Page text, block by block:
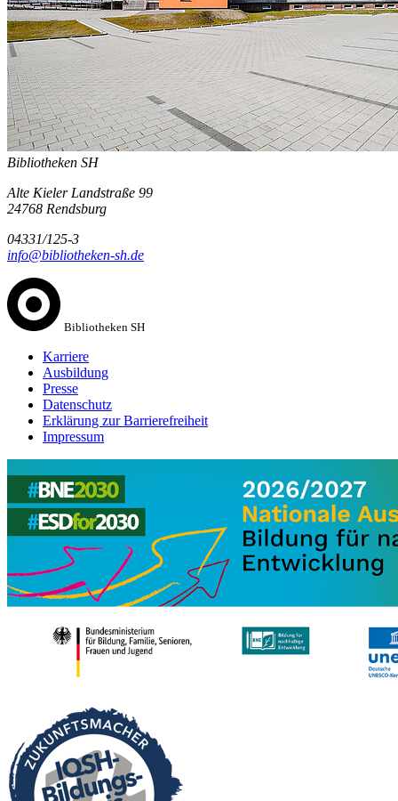
Bibliotheken SH
Alte Kieler Landstraße 99
24768 Rendsburg
04331/125-3
info@bibliotheken-sh.de
Bibliotheken SH
Karriere
Ausbildung
Presse
Datenschutz
Erklärung zur Barrierefreiheit
Impressum